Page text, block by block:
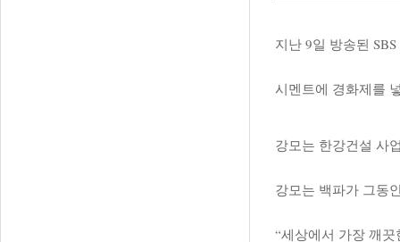
지난 9일 방송된
시멘트에 경화제를
강모는 한강건설 사
강모는 백파가 그동
“세상에서 가장 깨